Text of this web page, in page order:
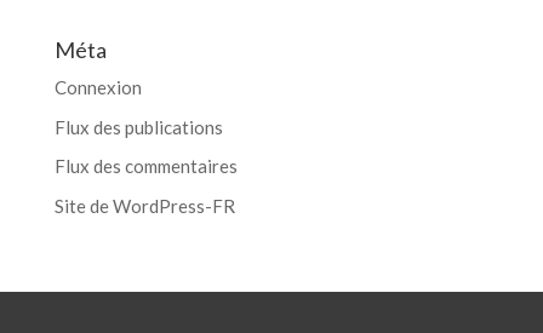
Méta
Connexion
Flux des publications
Flux des commentaires
Site de WordPress-FR